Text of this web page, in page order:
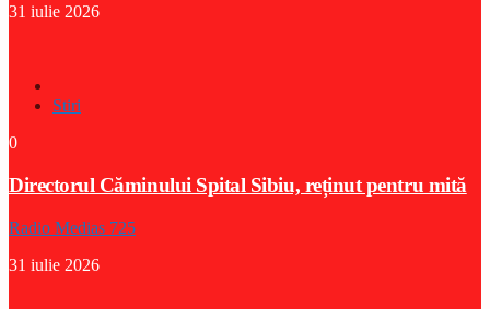
31 iulie 2026
Stiri
0
Directorul Căminului Spital Sibiu, reținut pentru mită
Radio Medias 725
31 iulie 2026